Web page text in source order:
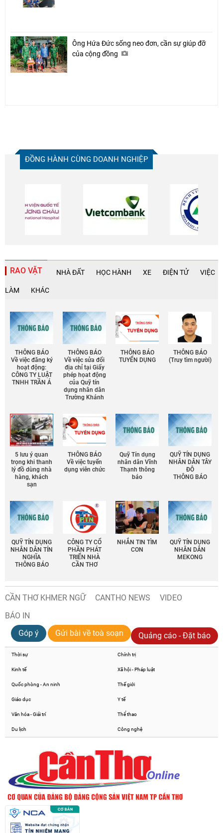
Ông Hứa Đức sống neo đơn, cần sự giúp đỡ
của cộng đồng
ĐỒNG HÀNH CÙNG DOANH NGHIỆP
RAO VẶT NHÀ ĐẤT HỌC HÀNH XE ĐIỆN TỬ VIỆC
LÀM KHÁC
THÔNG BÁO
Về việc đăng ký
hoạt động:
CÔNG TY LUẬT
TNHH TRẦN Á
THÔNG BÁO
Về việc sửa đổi
địa chỉ tại Giấy
phép họat động
của Quỹ tín
dụng nhân dân
Trường Khánh
THÔNG BÁO
TUYỂN DỤNG
THÔNG BÁO
(Truy tìm người)
5 lưu ý quan
trọng khi thanh
lý đồ dùng nhà
hàng, khách
sạn
THÔNG BÁO
Về việc tuyển
dụng viên chức
Quỹ Tín dụng
nhân dân Vĩnh
Thạnh thông
báo
QUỸ TÍN DỤNG
NHÂN DÂN TÂY
ĐÔ
THÔNG BÁO
QUỸ TÍN DỤNG
NHÂN DÂN TÍN
NGHĨA
THÔNG BÁO
CÔNG TY CỔ
PHẦN PHÁT
TRIỂN NHÀ
CẦN THƠ
NHẮN TIN TÌM
CON
QUỸ TÍN DỤNG
NHÂN DÂN
MEKONG
CẦN THƠ KHMER NGỮ CANTHO NEWS
VIDEO
BÁO IN
Góp ý
Gửi bài về toà soạn Quảng cáo - Đặt báo
Thời sự Chính trị
Kinh tế Xã hội - Pháp luật
Quốc phòng - An ninh Thế giới
Giáo dục Y tế
Văn hóa - Giải trí Thể thao
Du lịch Công nghệ